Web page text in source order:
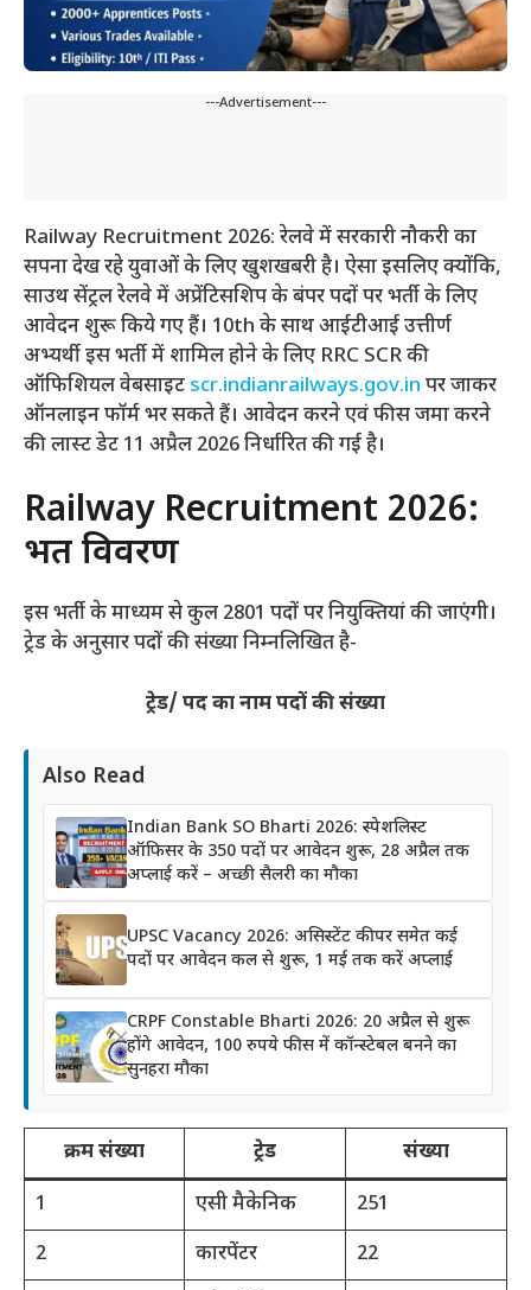
---Advertisement---
Railway Recruitment 2026: रेलवे में सरकारी नौकरी का
सपना देख रहे युवाओं के लिए खुशखबरी है। ऐसा इसलिए क्योंकि,
साउथ सेंट्रल रेलवे में अप्रेंटिसशिप के बंपर पदों पर भर्ती के लिए
आवेदन शुरू किये गए हैं। 10th के साथ आईटीआई उत्तीर्ण
अभ्यर्थी इस भर्ती में शामिल होने के लिए RRC SCR की
ऑफिशियल वेबसाइट scr.indianrailways.gov.in पर जाकर
ऑनलाइन फॉर्म भर सकते हैं। आवेदन करने एवं फीस जमा करने
की लास्ट डेट 11 अप्रैल 2026 निर्धारित की गई है।
Railway Recruitment 2026:
भर्ती विवरण
इस भर्ती के माध्यम से कुल 2801 पदों पर नियुक्तियां की जाएंगी।
ट्रेड के अनुसार पदों की संख्या निम्नलिखित है-
ट्रेड/ पद का नाम पदों की संख्या
Also Read
Indian Bank SO Bharti 2026: स्पेशलिस्ट
ऑफिसर के 350 पदों पर आवेदन शुरू, 28 अप्रैल तक
अप्लाई करें – अच्छी सैलरी का मौका
UPSC Vacancy 2026: असिस्टेंट कीपर समेत कई
पदों पर आवेदन कल से शुरू, 1 मई तक करें अप्लाई
CRPF Constable Bharti 2026: 20 अप्रैल से शुरू
होंगे आवेदन, 100 रुपये फीस में कॉन्स्टेबल बनने का
सुनहरा मौका
क्रम संख्या ट्रेड
संख्या
1
एसी मैकेनिक
251
2
कारपेंटर 22